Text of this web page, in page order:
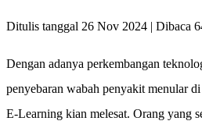
Ditulis tanggal 26 Nov 2024 | Dibaca
Dengan adanya perkembangan
penyebaran wabah penyakit menular
E-Learning kian melesat. Orang yang